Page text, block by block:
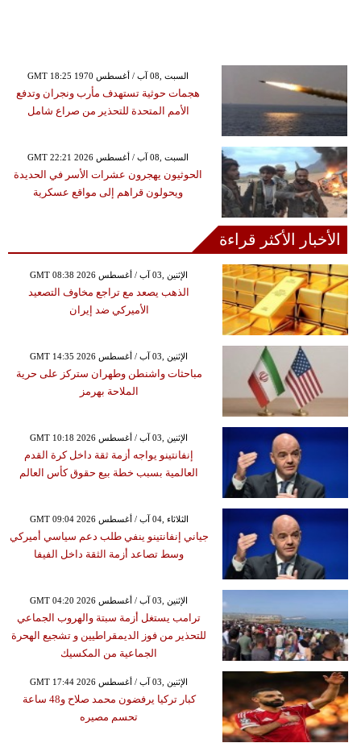
GMT 18:25 1970 السبت ,08 آب / أغسطس
هجمات حوثية تستهدف مأرب ونجران وتدفع
الأمم المتحدة للتحذير من صراع شامل
GMT 22:21 2026 السبت ,08 آب / أغسطس
الحوثيون يهجرون عشرات الأسر في الحديدة
ويحولون قراهم إلى مواقع عسكرية
الأخبار الأكثر قراءة
GMT 08:38 2026 الإثنين ,03 آب / أغسطس
الذهب يصعد مع تراجع مخاوف التصعيد
الأميركي ضد إيران
GMT 14:35 2026 الإثنين ,03 آب / أغسطس
مباحثات واشنطن وطهران ستركز على حرية
الملاحة بهرمز
GMT 10:18 2026 الإثنين ,03 آب / أغسطس
إنفانتينو يواجه أزمة ثقة داخل كرة القدم
العالمية بسبب خطة بيع حقوق كأس العالم
GMT 09:04 2026 الثلاثاء ,04 آب / أغسطس
جياني إنفانتينو ينفي طلب دعم سياسي أميركي
وسط تصاعد أزمة الثقة داخل الفيفا
GMT 04:20 2026 الإثنين ,03 آب / أغسطس
ترامب يستغل أزمة سبتة والهروب الجماعي
للتحذير من فوز الديمقراطيين و تشجيع الهحرة
الجماعية من المكسيك
GMT 17:44 2026 الإثنين ,03 آب / أغسطس
كبار تركيا يرفضون محمد صلاح و48 ساعة
تحسم مصيره